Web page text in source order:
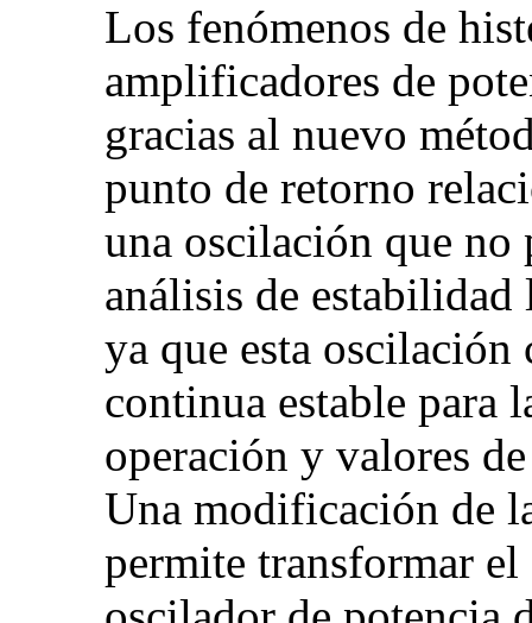
Los fenómenos de
amplificadores de
gracias al nuevo
punto de retorno
una oscilación que no
análisis de
ya que esta
continua estable para
operación y valores
Una modificación de
permite transformar